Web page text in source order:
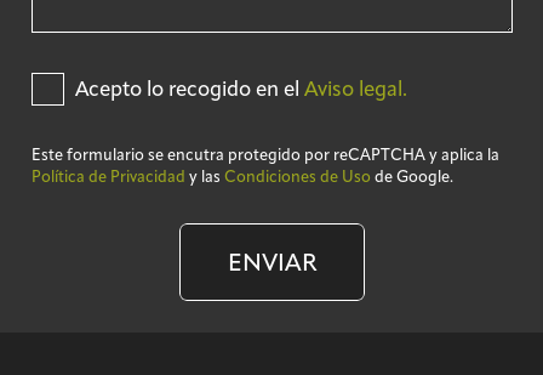
Acepto lo recogido en el Aviso legal.
Este formulario se encutra protegido por reCAPTCHA y aplica la
Política de Privacidad y las Condiciones de Uso de Google.
ENVIAR